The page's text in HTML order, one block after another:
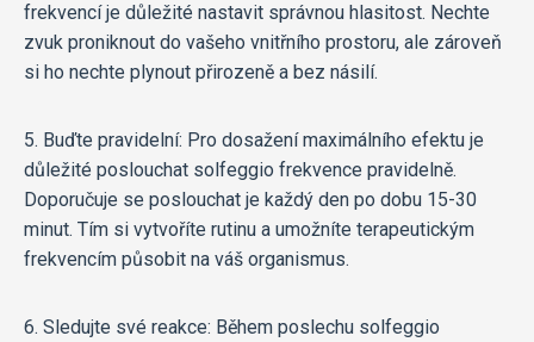
frekvencí je důležité nastavit správnou hlasitost. Nechte
zvuk proniknout do vašeho vnitřního prostoru, ale zároveň
si ho nechte plynout přirozeně a bez násilí.
5. Buďte pravidelní: Pro dosažení maximálního efektu je
důležité poslouchat solfeggio frekvence pravidelně.
Doporučuje se poslouchat je každý den po dobu 15-30
minut. Tím si vytvoříte rutinu a umožníte terapeutickým
frekvencím působit na váš organismus.
6. Sledujte své reakce: Během poslechu solfeggio